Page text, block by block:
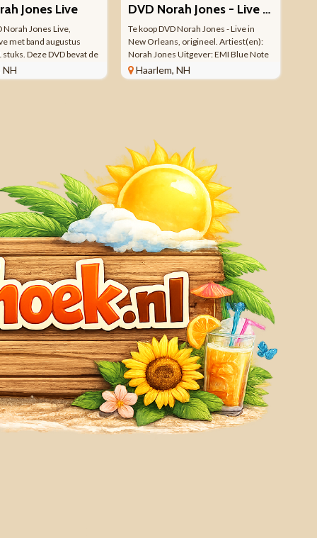
Jones Live
Norah Jones Live,
met band augustus
stuks. Deze DVD bevat de
Heart 4:44 -
- One Flight Down
NH
DVD Norah Jones - Live in New Orleans
Te koop DVD Norah Jones - Live in
New Orleans, origineel. Artiest(en):
Norah Jones Uitgever: EMI Blue Note
DVD Standard Edition 1 stuk(s)
Introductie: 2013-04-01 56 minuten
Haarlem, NH